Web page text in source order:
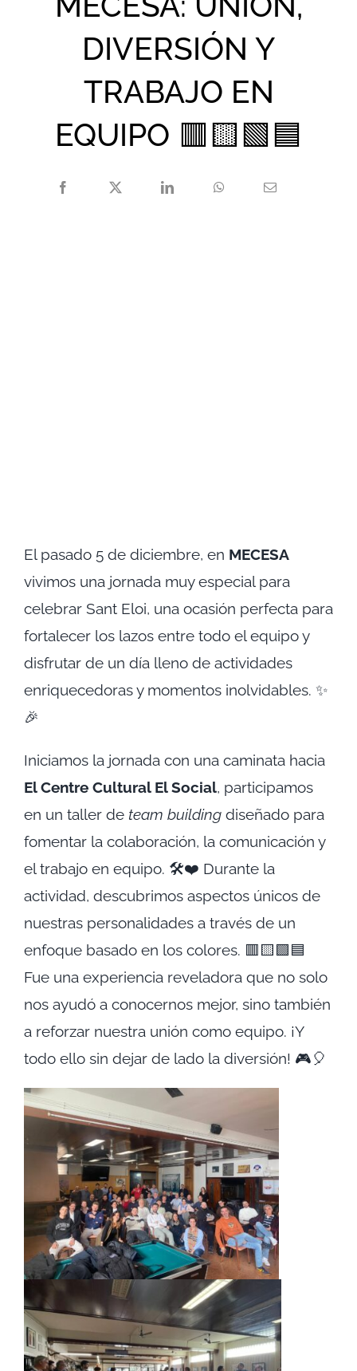
DIVERSIÓN Y
TRABAJO EN
EQUIPO 🟥🟨🟩🟦
El pasado 5 de diciembre, en MECESA
vivimos una jornada muy especial para
celebrar Sant Eloi, una ocasión perfecta para
fortalecer los lazos entre todo el equipo y
disfrutar de un día lleno de actividades
enriquecedoras y momentos inolvidables. ✨
🎉
Iniciamos la jornada con una caminata hacia
El Centre Cultural El Social, participamos
en un taller de team buildingdiseñado para
fomentar la colaboración, la comunicación y
el trabajo en equipo. 🛠️❤️ Durante la
actividad, descubrimos aspectos únicos de
nuestras personalidades a través de un
enfoque basado en los colores. 🟥🟨🟩🟦
Fue una experiencia reveladora que no solo
nos ayudó a conocernos mejor, sino también
a reforzar nuestra unión como equipo. ¡Y
todo ello sin dejar de lado la diversión! 🎮🎈